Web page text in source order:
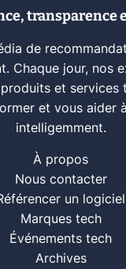
transparence
de
Chaque jour, nos
et services
et vous aider
intelligemment.
À propos
Nous contacter
un logiciel
Marques tech
Événements tech
Archives